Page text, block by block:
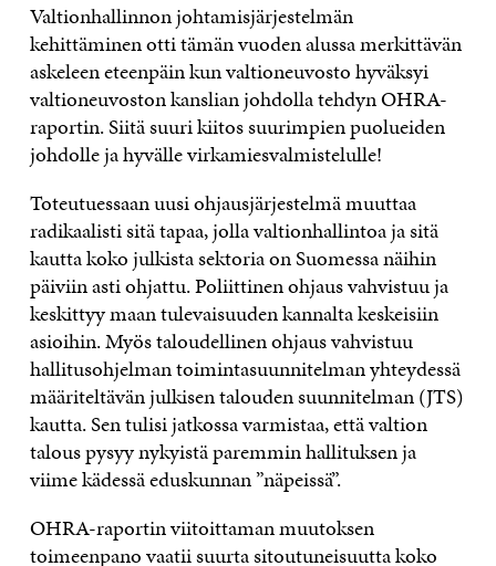
Valtionhallinnon johtamisjärjestelmän
kehittäminen otti tämän vuoden alussa merkittävän
askeleen eteenpäin kun valtioneuvosto hyväksyi
valtioneuvoston kanslian johdolla tehdyn OHRA-
raportin. Siitä suuri kiitos suurimpien puolueiden
johdolle ja hyvälle virkamiesvalmistelulle!
Toteutuessaan uusi ohjausjärjestelmä muuttaa
radikaalisti sitä tapaa, jolla valtionhallintoa ja sitä
kautta koko julkista sektoria on Suomessa näihin
päiviin asti ohjattu. Poliittinen ohjaus vahvistuu ja
keskittyy maan tulevaisuuden kannalta keskeisiin
asioihin. Myös taloudellinen ohjaus vahvistuu
hallitusohjelman toimintasuunnitelman yhteydessä
määriteltävän julkisen talouden suunnitelman (JTS)
kautta. Sen tulisi jatkossa varmistaa, että valtion
talous pysyy nykyistä paremmin hallituksen ja
viime kädessä eduskunnan ”näpeissä”.
OHRA-raportin viitoittaman muutoksen
toimeenpano vaatii suurta sitoutuneisuutta koko